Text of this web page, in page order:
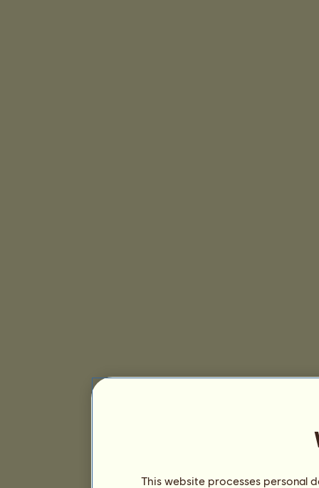
This website processes personal